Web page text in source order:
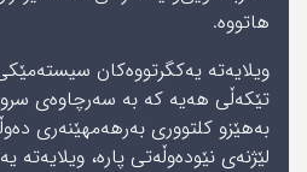
ھاتووە.
ویلایەتە یەکگرتووەکان
تێکەڵی ھەیە کە بە سەرچاوەی
بەھێز‌و کلتووری بەرھەمھێنەری
لێژنەی نێودەوڵەتی پارە، ویلایەتە